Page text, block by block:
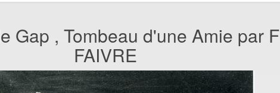
Gap , Tombeau d'une Amie par F
FAIVRE